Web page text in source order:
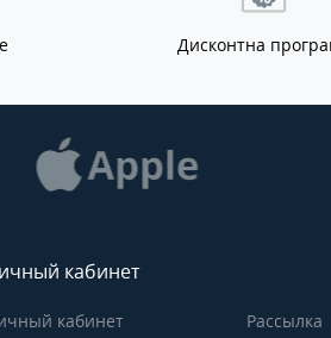
Дисконтна
кабинет
кабинет
Рассылка